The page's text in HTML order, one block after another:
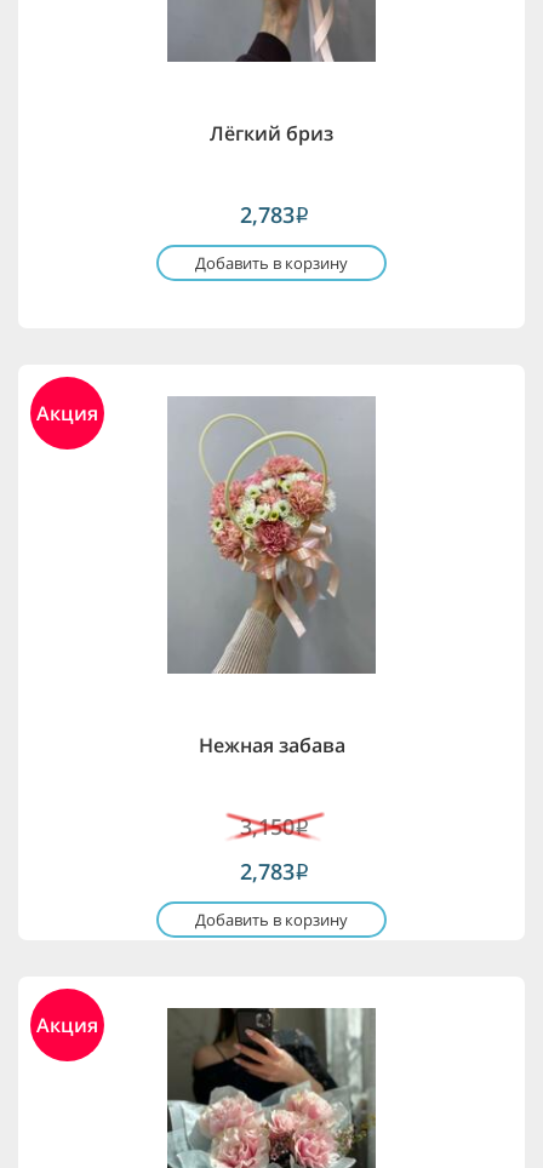
Лёгкий бриз
2,783i
Добавить в корзину
Акция
Нежная забава
3,150i
2,783i
Добавить в корзину
Акция